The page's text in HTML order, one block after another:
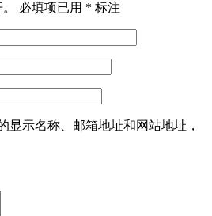
必填项已用 * 标注
显示名称、邮箱地址和网站地址，